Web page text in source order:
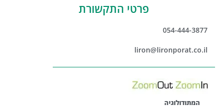
פרטי התקשורת
054-444-3877
liron@lironporat.co.il
המתודולוגיה